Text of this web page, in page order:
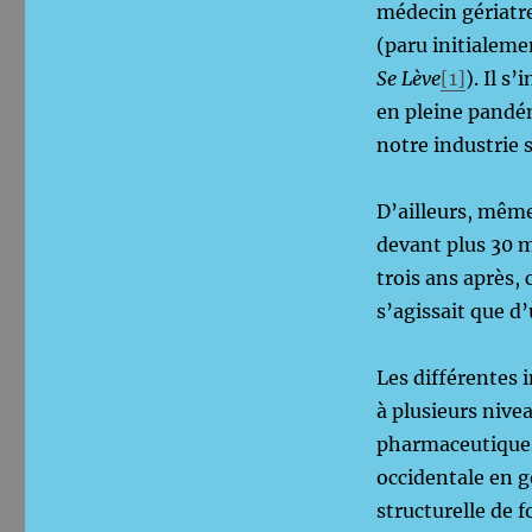
médecin
(paru
Se Lève[1]). Il
en pleine
notre industrie
D’ailleurs,
devant plus 30
trois ans après,
s’agissait que
Les différentes
à plusieurs
occidentale en
structurelle de